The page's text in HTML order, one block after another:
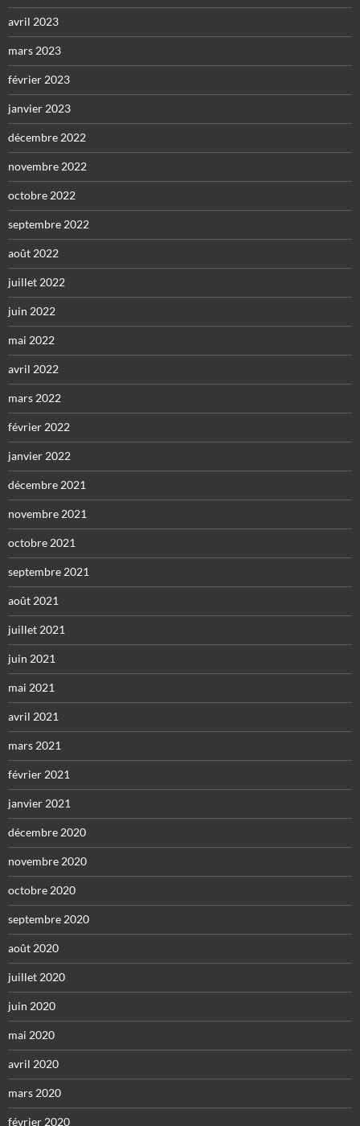
avril 2023
mars 2023
février 2023
janvier 2023
décembre 2022
novembre 2022
octobre 2022
septembre 2022
août 2022
juillet 2022
juin 2022
mai 2022
avril 2022
mars 2022
février 2022
janvier 2022
décembre 2021
novembre 2021
octobre 2021
septembre 2021
août 2021
juillet 2021
juin 2021
mai 2021
avril 2021
mars 2021
février 2021
janvier 2021
décembre 2020
novembre 2020
octobre 2020
septembre 2020
août 2020
juillet 2020
juin 2020
mai 2020
avril 2020
mars 2020
février 2020